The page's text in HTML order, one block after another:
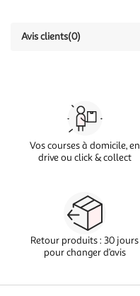
Avis clients(0)
Vos courses à domicile, en
drive ou click & collect
Retour produits : 30 jours
pour changer d’avis